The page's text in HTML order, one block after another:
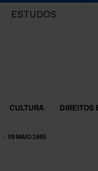
ESTUDOS
CULTURA DIREITOS
09 MAIO 1985